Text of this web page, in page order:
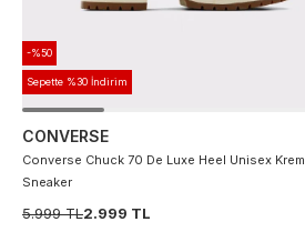
-%50
Sepette %30 İndirim
CONVERSE
Converse Chuck 70 De Luxe Heel Unisex Krem
Sneaker
5.999 TL2.999 TL